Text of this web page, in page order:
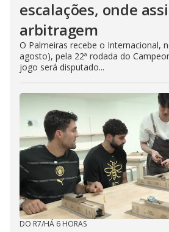
escalações, onde
arbitragem
O Palmeiras recebe o Internacional,
agosto), pela 22ª rodada do
jogo será disputado...
DO R7/HÁ 6 HORAS